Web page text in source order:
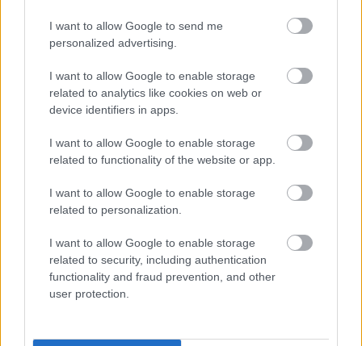
I want to allow Google to send me
personalized advertising.
I want to allow Google to enable storage
related to analytics like cookies on web or
device identifiers in apps.
I want to allow Google to enable storage
related to functionality of the website or app.
I want to allow Google to enable storage
related to personalization.
I want to allow Google to enable storage
related to security, including authentication
functionality and fraud prevention, and other
user protection.
Loading...
Προσθήκη Σχολίου
ΣΗΜΕΡΑ ΣΤΟ IATRONET.GR